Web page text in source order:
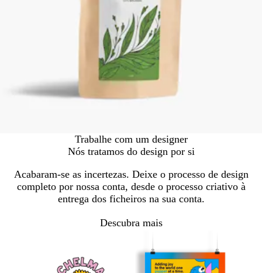
Trabalhe com um designer
Nós tratamos do design por si
Acabaram-se as incertezas. Deixe o processo de design
completo por nossa conta, desde o processo criativo à
entrega dos ficheiros na sua conta.
Descubra mais